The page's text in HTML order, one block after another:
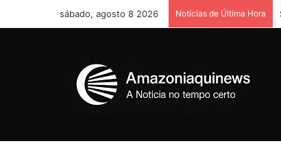
sábado, agosto 8 2026 Notícias de Última Hora
Início /Esportes/Corinthians tenta reagir contra